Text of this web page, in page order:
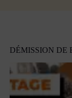
DÉMISSION DE